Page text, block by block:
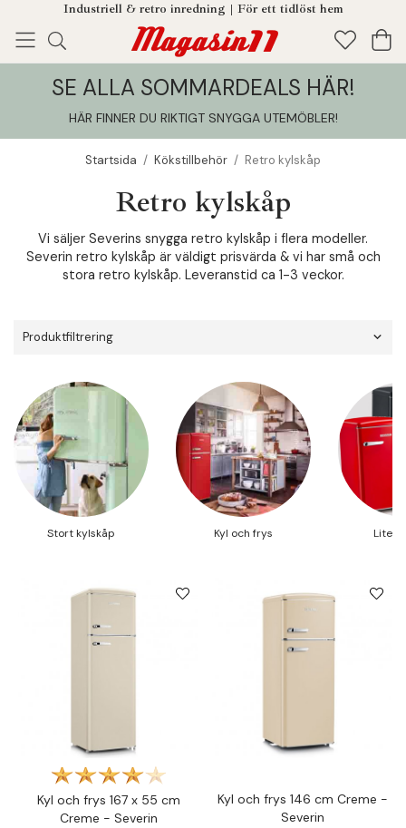
Industriell & retro inredning | För ett tidlöst hem
Enjoy! Tillagt i din varukorg
SE ALLA SOMMARDEALS HÄR!
HÄR FINNER DU RIKTIGT SNYGGA UTEMÖBLER!
Startsida / Kökstillbehör / Retro kylskåp
Retro kylskåp
Vi säljer Severins snygga retro kylskåp i flera modeller.
Severin retro kylskåp är väldigt prisvärda & vi har små och
stora retro kylskåp. Leveranstid ca 1-3 veckor.
Produktfiltrering
Stort kylskåp Kyl och frys Litet
Kyl och frys 167 x 55 cm
Creme - Severin
Kyl och frys 146 cm Creme -
Severin